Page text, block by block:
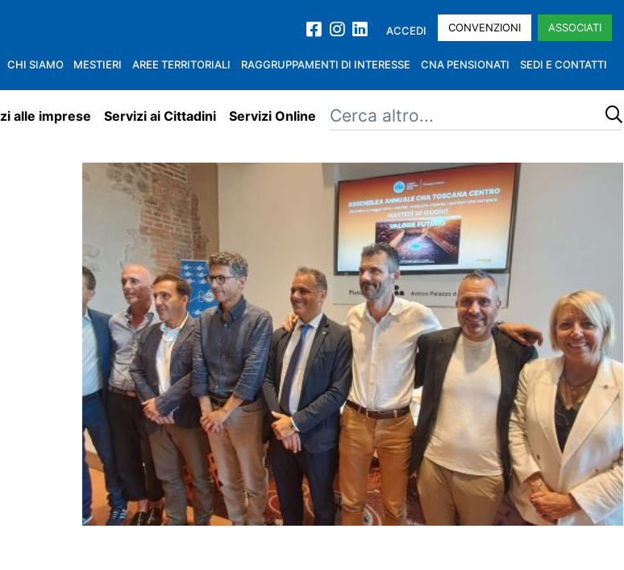
ACCEDI CONVENZIONI ASSOCIATI
CHI SIAMO MESTIERI AREE TERRITORIALI RAGGRUPPAMENTI DI INTERESSE CNA PENSIONATI SEDI E CONTATTI
alle imprese Servizi ai Cittadini Servizi Online